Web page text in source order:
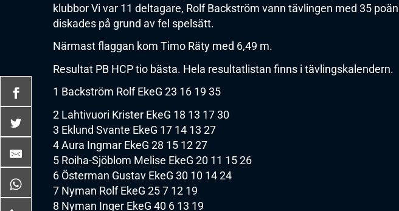
klubbor Vi var 11 deltagare, Rolf Backström vann tävlingen med 35
diskades på grund av fel spelsätt.
Närmast flaggan kom Timo Räty med 6,49 m.
Resultat PB HCP tio bästa. Hela resultatlistan finns i tävlingskalendern.
1 Backström Rolf EkeG 23 16 19 35
2 Lahtivuori Krister EkeG 18 13 17 30
3 Eklund Svante EkeG 17 14 13 27
4 Aura Ingmar EkeG 28 15 12 27
5 Roiha-Sjöblom Melise EkeG 20 11 15 26
6 Österman Gustav EkeG 30 10 14 24
7 Nyman Rolf EkeG 25 7 12 19
8 Nyman Inger EkeG 40 6 13 19